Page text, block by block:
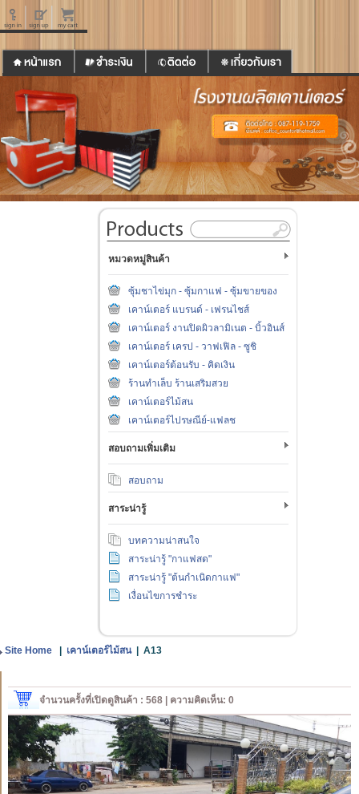
หมวดหมู่สินค้า
ซุ้มชาไข่มุก - ซุ้มกาแฟ - ซุ้มขายของ
เคาน์เตอร์ แบรนด์ - เฟรนไชส์
เคาน์เตอร์ งานปิดผิวลามิเนต - บิ้วอินส์
เคาน์เตอร์ เครป - วาฟเฟิล - ซูชิ
เคาน์เตอร์ต้อนรับ - คิดเงิน
ร้านทำเล็บ ร้านเสริมสวย
เคาน์เตอร์ไม้สน
เคาน์เตอร์ไปรษณีย์-แฟลช
สอบถามเพิ่มเติม
สอบถาม
สาระน่ารู้
บทความน่าสนใจ
สาระน่ารู้ "กาแฟสด"
สาระน่ารู้ "ต้นกำเนิดกาแฟ"
เงื่อนไขการชำระ
Site Home เคาน์เตอร์ไม้สน| A13
จำนวนครั้งที่เปิดดูสินค้า : 568 | ความคิดเห็น: 0